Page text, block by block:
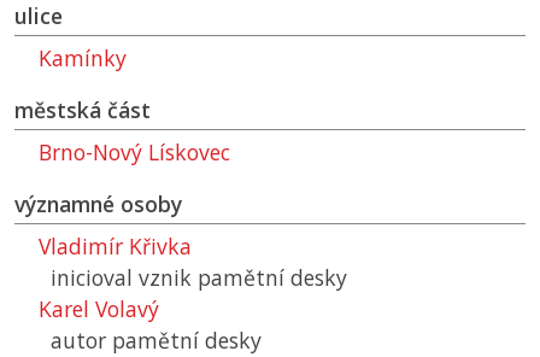
ulice
Kamínky
městská část
Brno-Nový Lískovec
významné osoby
Vladimír Křivka
inicioval vznik pamětní desky
Karel Volavý
autor pamětní desky